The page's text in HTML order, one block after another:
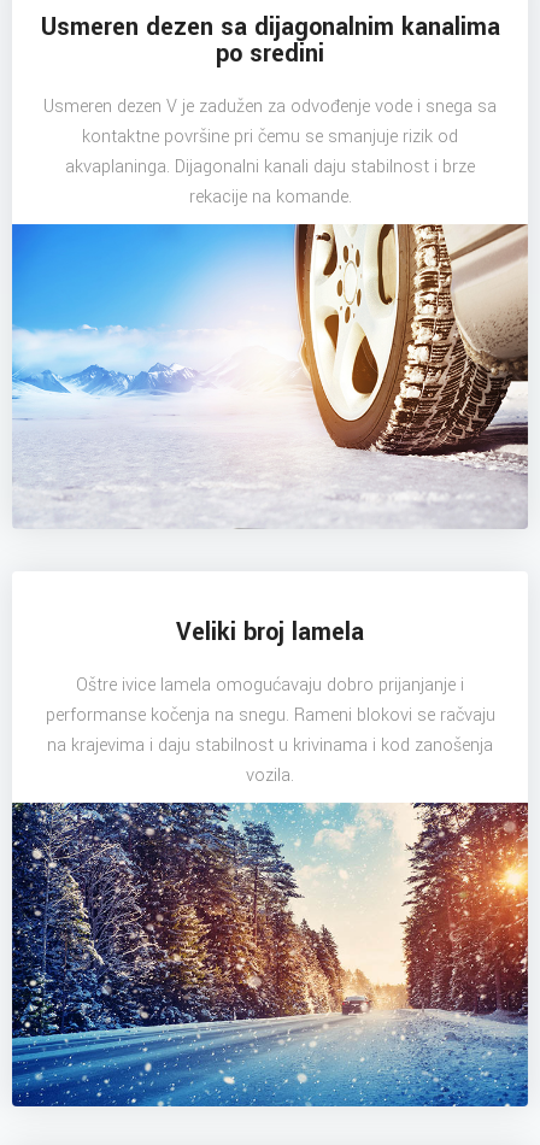
Usmeren dezen sa dijagonalnim kanalima
po sredini
Usmeren dezen V je zadužen za odvođenje vode i snega sa
kontaktne površine pri čemu se smanjuje rizik od
akvaplaninga. Dijagonalni kanali daju stabilnost i brze
rekacije na komande.
Veliki broj lamela
Oštre ivice lamela omogućavaju dobro prijanjanje i
performanse kočenja na snegu. Rameni blokovi se račvaju
na krajevima i daju stabilnost u krivinama i kod zanošenja
vozila.